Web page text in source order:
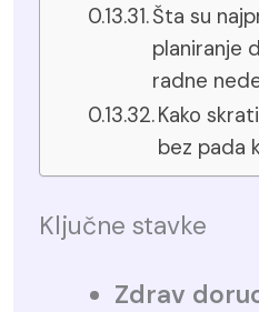
Šta su
planiranje
radne
Kako
bez pada
Ključne stavke
Zdrav